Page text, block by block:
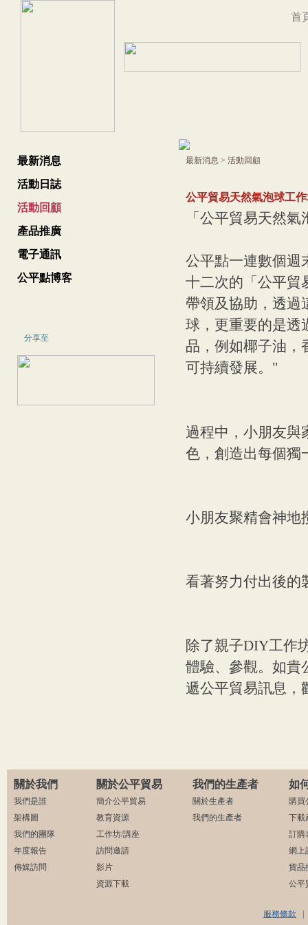
首
最新消息
活動日誌
活動回顧
產品推廣
電子通訊
公平點博客
分享至
最新消息 > 活動回顧
公平貿易天然氣泡球工
「公平貿易天然
公平點一連數個週
十二次的「公平貿
帶領及協助，透過
球，更重要的是透
品，例如椰子油，
可持續發展。"
過程中，小朋友與
色，創造出每個獨
小朋友聚精會神地
看著努力付出後的
除了親子DIY工作
體驗、參觀。如貴
遞公平貿易訊息，
關於我們 關於公平貿易 我們的生產者 如
我們是誰
架構圖
我們的團隊
年度報告
傳媒訪問
簡介公平貿易
教育資源
工作坊/講座
訪問邀請
影片
資源下載
關於生產者
我們的生產者
購買
下載
訂購
網上
貨品
公平
服務條款